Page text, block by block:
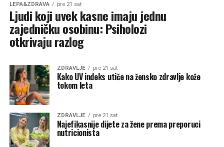
LEPA&ZDRAVA pre 21 sat
Ljudi koji uvek kasne imaju jednu
zajedničku osobinu: Psiholozi
otkrivaju razlog
ZDRAVLJE pre 21 sat
Kako UV indeks utiče na žensko zdravlje kože
tokom leta
ZDRAVLJE pre 21 sat
Najefikasnije dijete za žene prema preporuci
nutricionista